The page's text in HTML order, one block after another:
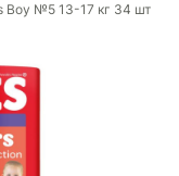
Boy №5 13-17 кг 34 шт